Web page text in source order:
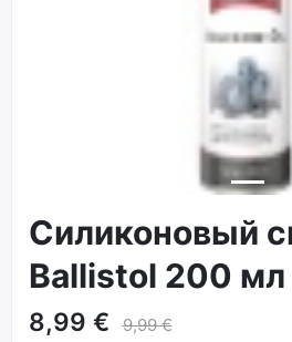
Силиконовый
Ballistol 200 мл
8,99 €
9,99 €